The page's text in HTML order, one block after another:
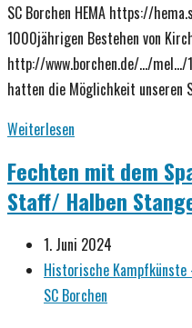
SC Borchen HEMA https://
1000jährigen Bestehen von
http://www.borchen.de/.../
hatten die Möglichkeit unseren
Weiterlesen
Kirchborchen
Fechten mit dem
Staff/ Halben
Beitrag
veröffentlicht:
1. Juni 2024
Beitrags-
Kategorie:
Historische
SC Borchen